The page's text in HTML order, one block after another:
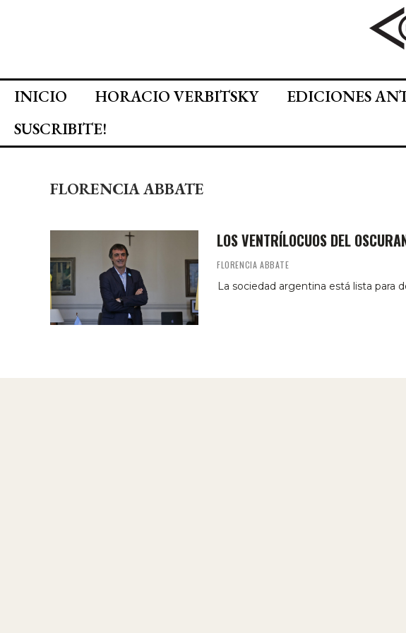
INICIO HORACIO VERBITSKY EDICIONES
SUSCRIBITE!
FLORENCIA ABBATE
LOS VENTRÍLOCUOS DEL
FLORENCIA ABBATE
La sociedad argentina está lista para